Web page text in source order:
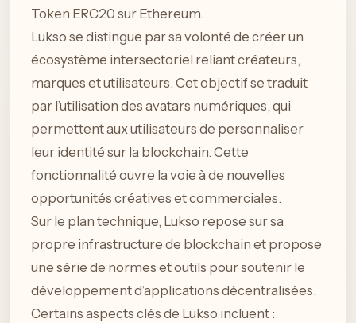
Token ERC20 sur Ethereum.
Lukso se distingue par sa volonté de créer un
écosystème intersectoriel reliant créateurs,
marques et utilisateurs. Cet objectif se traduit
par l’utilisation des avatars numériques, qui
permettent aux utilisateurs de personnaliser
leur identité sur la blockchain. Cette
fonctionnalité ouvre la voie à de nouvelles
opportunités créatives et commerciales.
Sur le plan technique, Lukso repose sur sa
propre infrastructure de blockchain et propose
une série de normes et outils pour soutenir le
développement d’applications décentralisées.
Certains aspects clés de Lukso incluent :